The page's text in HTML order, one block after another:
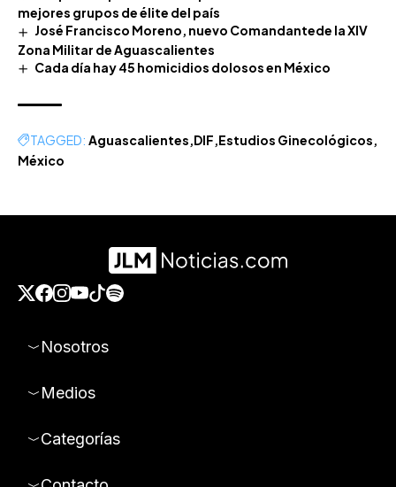
mejores grupos de élite del país
José Francisco Moreno, nuevo Comandantede la XIV
Zona Militar de Aguascalientes
Cada día hay 45 homicidios dolosos en México
TAGGED: Aguascalientes DIF Estudios Ginecológicos
México
Nosotros
Medios
Categorías